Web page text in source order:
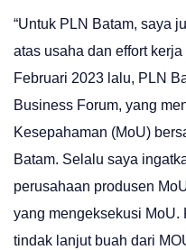
“Untuk PLN Batam, saya
atas usaha dan effort
Februari 2023 lalu, PLN
Business Forum, yang
Kesepahaman (MoU)
Batam. Selalu saya
perusahaan produsen
yang mengeksekusi MoU.
tindak lanjut buah dari